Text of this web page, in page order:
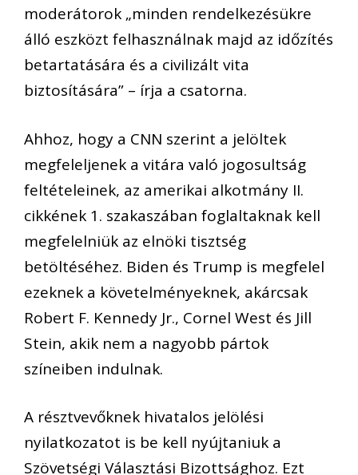
moderátorok „minden rendelkezésükre
álló eszközt felhasználnak majd az időzítés
betartatására és a civilizált vita
biztosítására” – írja a csatorna.
Ahhoz, hogy a CNN szerint a jelöltek
megfeleljenek a vitára való jogosultság
feltételeinek, az amerikai alkotmány II.
cikkének 1. szakaszában foglaltaknak kell
megfelelniük az elnöki tisztség
betöltéséhez. Biden és Trump is megfelel
ezeknek a követelményeknek, akárcsak
Robert F. Kennedy Jr., Cornel West és Jill
Stein, akik nem a nagyobb pártok
színeiben indulnak.
A résztvevőknek hivatalos jelölési
nyilatkozatot is be kell nyújtaniuk a
Szövetségi Választási Bizottsághoz. Ezt